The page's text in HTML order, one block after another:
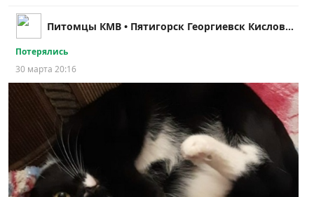
Питомцы КМВ • Пятигорск Георгиевск Кисловодск
Потерялись
30 марта 20:16